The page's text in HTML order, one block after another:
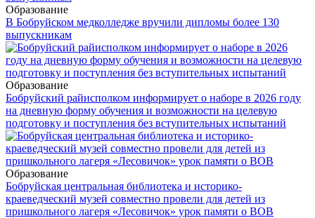
Образование
В Бобруйском медколледже вручили дипломы более 130
выпускникам
Образование
Бобруйский райисполком информирует о наборе в 2026 году
на дневную форму обучения и возможности на целевую
подготовку и поступления без вступительных испытаний
Образование
Бобруйская центральная библиотека и историко-
краеведческий музей совместно провели для детей из
пришкольного лагеря «Лесовичок» урок памяти о ВОВ